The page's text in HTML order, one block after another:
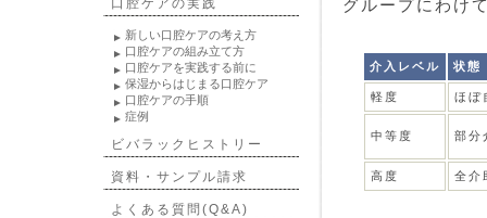
グループにわけ
介入レベル 状態
軽度 ほぼ
中等度 部分
高度 全介
口腔ケアの実践
新しい口腔ケアの考え方
口腔ケアの組み立て方
口腔ケアを実践する前に
保湿からはじまる口腔ケア
口腔ケアの手順
症例
ビバラックヒストリー
資料・サンプル請求
よくある質問(Q&A)